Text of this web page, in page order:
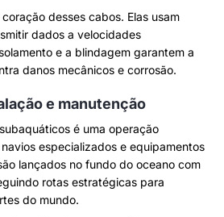
desses cabos. Elas usam
dados a velocidades
e a blindagem garantem a
danos mecânicos e corrosão.
e manutenção
é uma operação
especializados e equipamentos
lançados no fundo do oceano com
rotas estratégicas para
do mundo.